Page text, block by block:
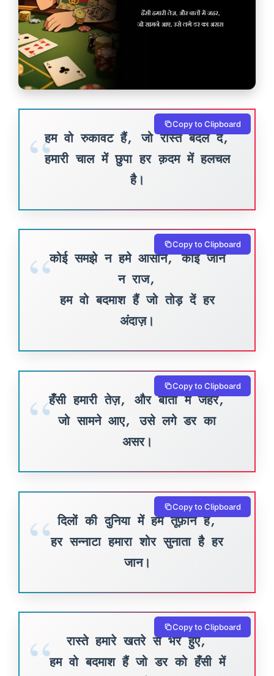
हम वो रुकावट हैं, जो रास्ते बदल दें,
हमारी चाल में छुपा हर क़दम में हलचल
है।
Copy to Clipboard
कोई समझे न हमे आसान, कोई जाने
न राज,
हम वो बदमाश हैं जो तोड़ दें हर
अंदाज़।
Copy to Clipboard
हँसी हमारी तेज़, और बातों में जहर,
जो सामने आए, उसे लगे डर का
असर।
Copy to Clipboard
दिलों की दुनिया में हम तूफ़ान हैं,
हर सन्नाटा हमारा शोर सुनाता है हर
जान।
Copy to Clipboard
रास्ते हमारे खतरे से भरे हुए,
हम वो बदमाश हैं जो डर को हँसी में
Copy to Clipboard